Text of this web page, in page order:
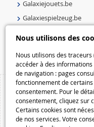
Nous utilisons des
Nous utilisons des
accéder à des
de navigation : pages
fonctionnement de
consentement. Pour le
consentement, cliquez sur
Certains cookies sont
de nos services. Votre
Galaxiejouets.be
Galaxiespielzeug.be